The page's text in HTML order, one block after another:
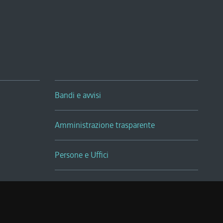
Bandi e avvisi
Amministrazione trasparente
Persone e Uffici
Sala Tiziano Tessitori